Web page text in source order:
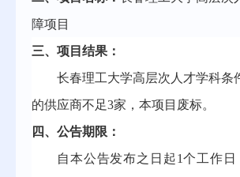
障项目
三、 项目结果：
长春理工大学高层次人才学科条
的供应商不足3家，本项目 废标。
四、公告期限 ：
自本公告发布之日起1个工作日